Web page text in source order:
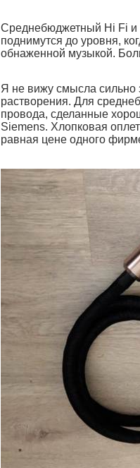
Среднебюджетный Hi Fi и
поднимутся до уровня,
обнаженной музыкой.
Я не вижу смысла сильно
растворения. Для
провода, сделанные
Siemens. Хлопковая
равная цене одного